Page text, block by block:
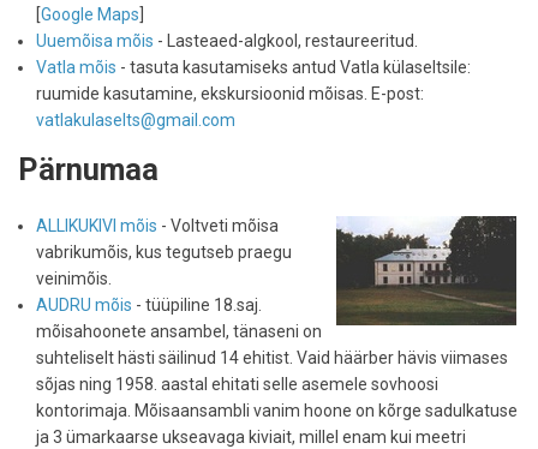
[Google Maps
Uuemõisa mõis - Lasteaed-algkool, restaureeritud.
Vatla mõis - tasuta kasutamiseks antud Vatla külaseltsile:
ruumide kasutamine, ekskursioonid mõisas. E-post:
vatlakulaselts@gmail.com
Pärnumaa
ALLIKUKIVI mõis - Voltveti mõisa
vabrikumõis, kus tegutseb praegu
veinimõis.
AUDRU mõis - tüüpiline 18.saj.
mõisahoonete ansambel, tänaseni on
suhteliselt hästi säilinud 14 ehitist. Vaid häärber hävis viimases
sõjas ning 1958. aastal ehitati selle asemele sovhoosi
kontorimaja. Mõisaansambli vanim hoone on kõrge sadulkatuse
ja 3 ümarkaarse ukseavaga kiviait, millel enam kui meetri